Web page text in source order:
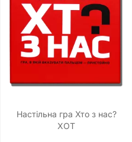
Настільна гра Хто з нас?
ХОТ